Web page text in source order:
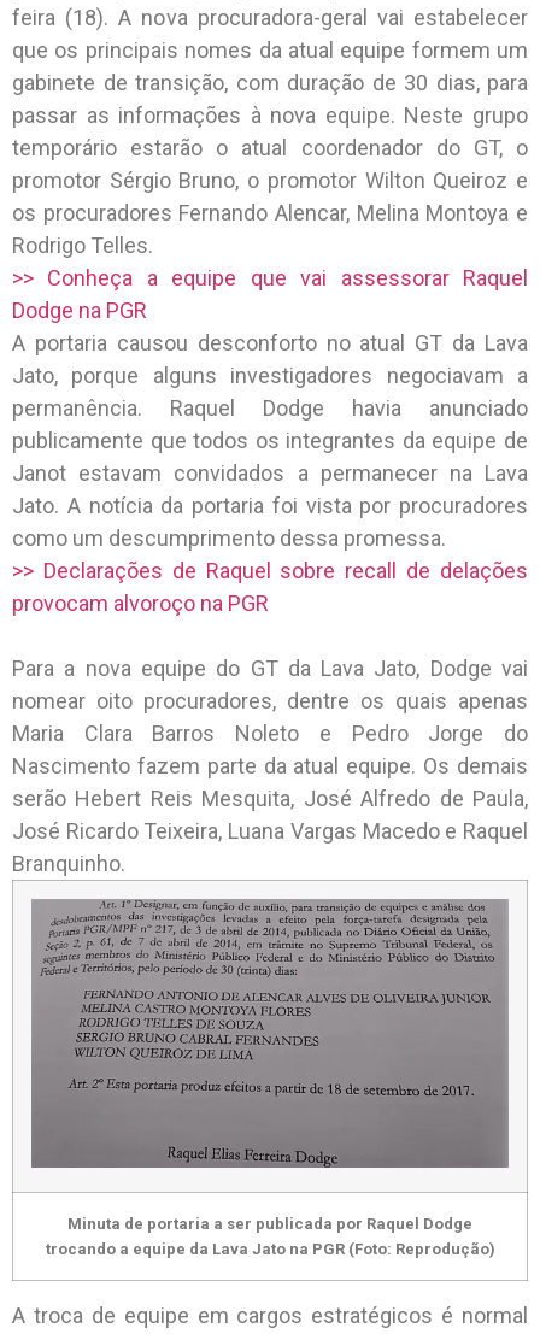
feira (18). A nova procuradora-geral vai estabelecer
que os principais nomes da atual equipe formem um
gabinete de transição, com duração de 30 dias, para
passar as informações à nova equipe. Neste grupo
temporário estarão o atual coordenador do GT, o
promotor Sérgio Bruno, o promotor Wilton Queiroz e
os procuradores Fernando Alencar, Melina Montoya e
Rodrigo Telles.
>> Conheça a equipe que vai assessorar Raquel
Dodge na PGR
A portaria causou desconforto no atual GT da Lava
Jato, porque alguns investigadores negociavam a
permanência. Raquel Dodge havia anunciado
publicamente que todos os integrantes da equipe de
Janot estavam convidados a permanecer na Lava
Jato. A notícia da portaria foi vista por procuradores
como um descumprimento dessa promessa.
>> Declarações de Raquel sobre recall de delações
provocam alvoroço na PGR
Para a nova equipe do GT da Lava Jato, Dodge vai
nomear oito procuradores, dentre os quais apenas
Maria Clara Barros Noleto e Pedro Jorge do
Nascimento fazem parte da atual equipe. Os demais
serão Hebert Reis Mesquita, José Alfredo de Paula,
José Ricardo Teixeira, Luana Vargas Macedo e Raquel
Branquinho.
Minuta de portaria a ser publicada por Raquel Dodge
trocando a equipe da Lava Jato na PGR (Foto: Reprodução)
A troca de equipe em cargos estratégicos é normal